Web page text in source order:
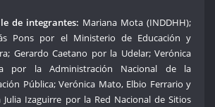
de integrantes: Mariana Mota (INDDHH);
Pons por el Ministerio de Educación y
Gerardo Caetano por la Udelar; Verónica
por la Administración Nacional de la
Pública; Verónica Mato, Elbio Ferrario y
Julia Izaguirre por la Red Nacional de Sitios